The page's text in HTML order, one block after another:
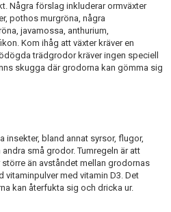
Några förslag inkluderar ormväxter
pothos murgröna, några
javamossa, anthurium,
Kom ihåg att växter kräver en
trädgrodor kräver ingen speciell
skugga där grodorna kan gömma sig
insekter, bland annat syrsor, flugor,
små grodor. Tumregeln är att
än avståndet mellan grodornas
med vitamin D3. Det
kan återfukta sig och dricka ur.